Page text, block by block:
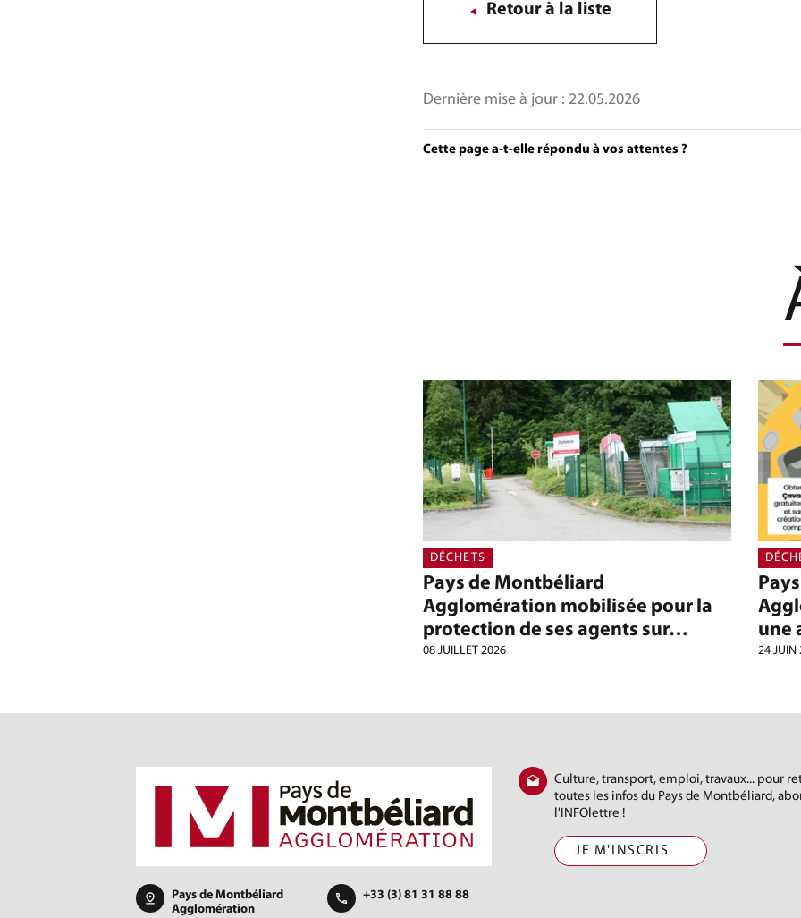
Retour à la liste
Dernière mise à jour : 22.05.2026
Cette page a-t-elle répondu à vos attentes ?
Pays de Montbéliard
Agglomération mobilisée pour la
protection de ses agents sur…
08 JUILLET 2026
DÉCHETS
une
24 JUIN
Pays de Montbéliard
Agglomération
+33 (3) 81 31 88 88
Culture, transport, emploi, travaux... pour
toutes les infos du Pays de Montbéliard,
l'INFOlettre !
JE M'INSCRIS